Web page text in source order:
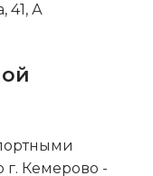
41, А
г. Кемерово -